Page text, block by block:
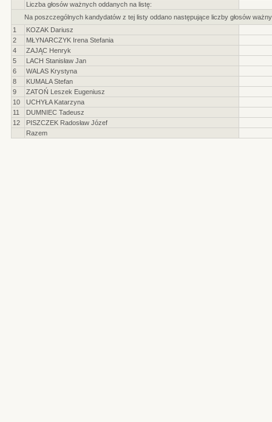
Liczba głosów ważnych oddanych na listę:
Na poszczególnych kandydatów z tej listy oddano następujące liczby głosów
1
KOZAK Dariusz
2
MŁYNARCZYK Irena Stefania
4
ZAJĄC Henryk
5
LACH Stanisław Jan
6
WALAS Krystyna
8
KUMALA Stefan
9
ZATOŃ Leszek Eugeniusz
10
UCHYŁA Katarzyna
11
DUMNIEC Tadeusz
12
PISZCZEK Radosław Józef
Razem